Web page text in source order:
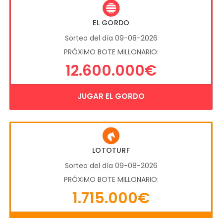
EL GORDO
Sorteo del día 09-08-2026
PRÓXIMO BOTE MILLONARIO:
12.600.000€
JUGAR EL GORDO
LOTOTURF
Sorteo del día 09-08-2026
PRÓXIMO BOTE MILLONARIO:
1.715.000€